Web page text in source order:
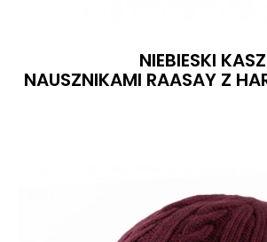
NIEBIESKI
NAUSZNIKAMI RAASAY Z